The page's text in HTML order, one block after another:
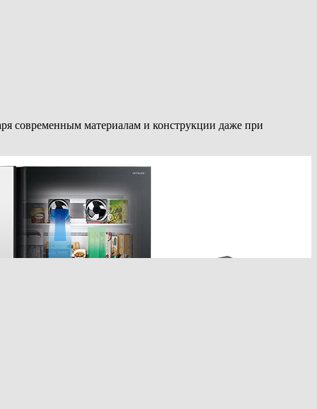
современным материалам и конструкции даже при